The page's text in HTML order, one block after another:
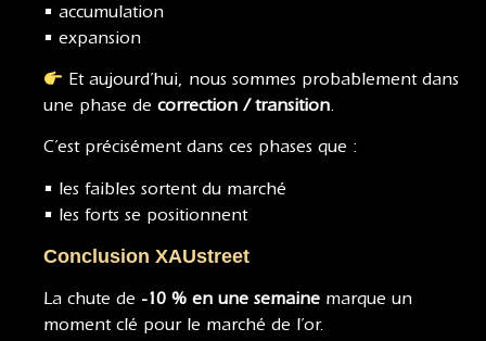
• accumulation
• expansion
Et aujourd’hui, nous sommes probablement dans
une phase de correction / transition.
C’est précisément dans ces phases que :
• les faibles sortent du marché
• les forts se positionnent
Conclusion XAUstreet
La chute de -10 % en une semaine marque un
moment clé pour le marché de l’or.